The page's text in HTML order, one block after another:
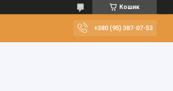
Кошик
+380 (95) 387-07-53